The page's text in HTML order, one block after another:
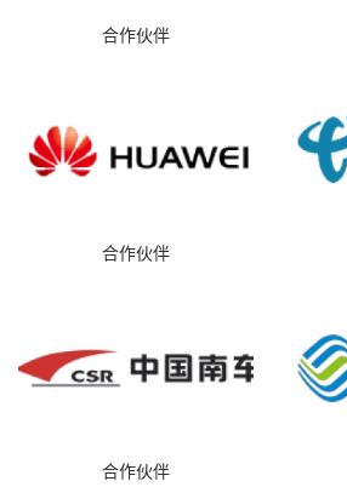
合作伙伴
合作伙伴
合作伙伴